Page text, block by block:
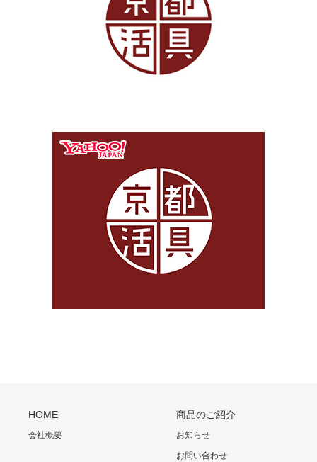
HOME
会社概要
商品のご紹介
お知らせ
お問い合わせ